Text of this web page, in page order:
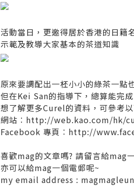
活動當日，更邀得居於香港的日籍
示範及教導大家基本的茶道知識
原來要調配出一柸小小的綠茶一點
但在Kei San的指導下，總算能完
想了解更多Curel的資料，可參考以
網站︰ http://web.kao.com/hk/
Facebook 專頁︰ http://
喜歡mag的文章嗎? 請留言給mag
亦可以給mag一個電郵呢~
my email address :